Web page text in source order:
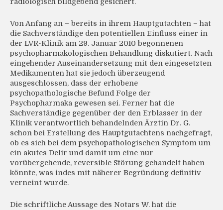
radiologisch bildgebend gesichert.
Von Anfang an – bereits in ihrem Hauptgutachten – hat
die Sachverständige den potentiellen Einfluss einer in
der LVR-Klinik am 29. Januar 2010 begonnenen
psychopharmakologischen Behandlung diskutiert. Nach
eingehender Auseinandersetzung mit den eingesetzten
Medikamenten hat sie jedoch überzeugend
ausgeschlossen, dass der erhobene
psychopathologische Befund Folge der
Psychopharmaka gewesen sei. Ferner hat die
Sachverständige gegenüber der den Erblasser in der
Klinik verantwortlich behandelnden Ärztin Dr. G.
schon bei Erstellung des Hauptgutachtens nachgefragt,
ob es sich bei dem psychopathologischen Symptom um
ein akutes Delir und damit um eine nur
vorübergehende, reversible Störung gehandelt haben
könnte, was indes mit näherer Begründung definitiv
verneint wurde.
Die schriftliche Aussage des Notars W. hat die